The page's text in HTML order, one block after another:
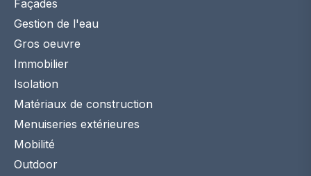
Façades
Gestion de l'eau
Gros oeuvre
Immobilier
Isolation
Matériaux de construction
Menuiseries extérieures
Mobilité
Outdoor